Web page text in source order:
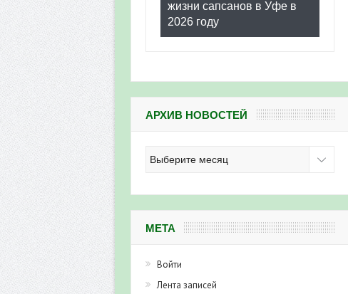
жизни сапсанов в Уфе в
2026 году
АРХИВ НОВОСТЕЙ
новостей
МЕТА
Войти
Лента записей